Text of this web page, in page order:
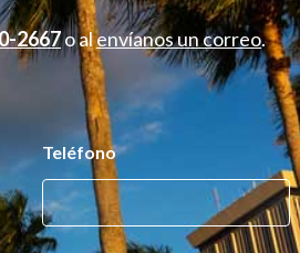
2667o alenvíanos un correo.
Teléfono